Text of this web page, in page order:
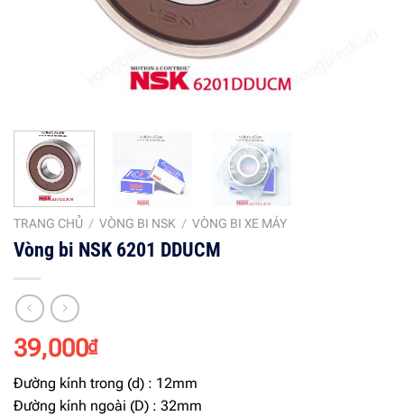
TRANG CHỦ / VÒNG BI NSK / VÒNG BI XE MÁY
Vòng bi NSK 6201 DDUCM
39,000₫
Đường kính trong (d) : 12mm
Đường kính ngoài (D) : 32mm